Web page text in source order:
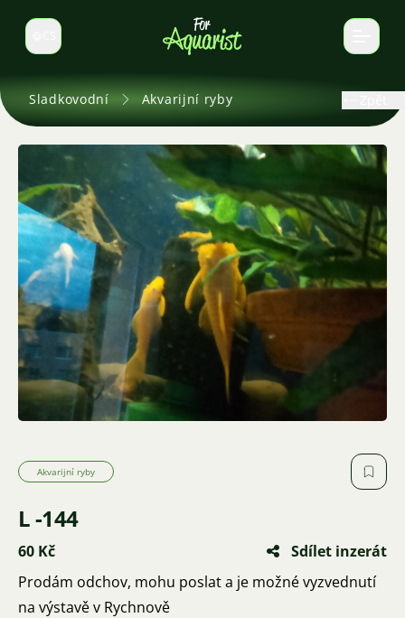
Select language
Sladkovodní Akvarijní ryby
Akvarijní ryby
L -144
60 Kč
Sdílet inzerát
Prodám odchov, mohu poslat a je možné vyzvednutí
na výstavě v Rychnově